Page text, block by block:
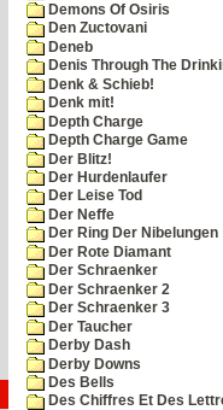
Demons Of Osiris
Den Zuctovani
Deneb
Denis Through The
Denk & Schieb!
Denk mit!
Depth Charge
Depth Charge Game
Der Blitz!
Der Hurdenlaufer
Der Leise Tod
Der Neffe
Der Ring Der Nibelungen
Der Rote Diamant
Der Schraenker
Der Schraenker 2
Der Schraenker 3
Der Taucher
Derby Dash
Derby Downs
Des Bells
Des Chiffres Et Des